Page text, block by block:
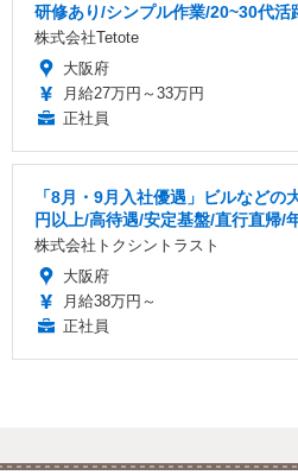
研修あり/シンプル作業/20~30代活
株式会社Tetote
大阪府
月給27万円～33万円
正社員
「8月・9月入社優遇」ビルなど
円以上/高待遇/安定基盤/直行直帰/
株式会社トクシントラスト
大阪府
月給38万円～
正社員